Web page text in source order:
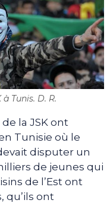
Tunis. D. R.
la JSK ont
Tunisie où le
disputer un
de jeunes qui
de l’Est ont
qu’ils ont